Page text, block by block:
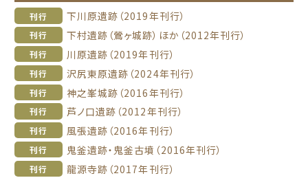
刊行 下川原遺跡（2019年刊行）
刊行 下村遺跡（鶯ヶ城跡）ほか（2012年刊行）
刊行 川原遺跡（2019年刊行）
刊行 沢尻東原遺跡（2024年刊行）
刊行 神之峯城跡（2016年刊行）
刊行 芦ノ口遺跡（2012年刊行）
刊行 風張遺跡（2016年刊行）
刊行 鬼釜遺跡・鬼釜古墳（2016年刊行）
刊行 龍源寺跡（2017年刊行）